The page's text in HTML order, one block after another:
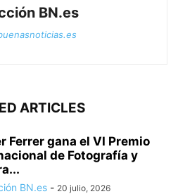
BN.es
ARTICLES
Ferrer gana el VI Premio
de Fotografía y
BN.es - 20 julio, 2026